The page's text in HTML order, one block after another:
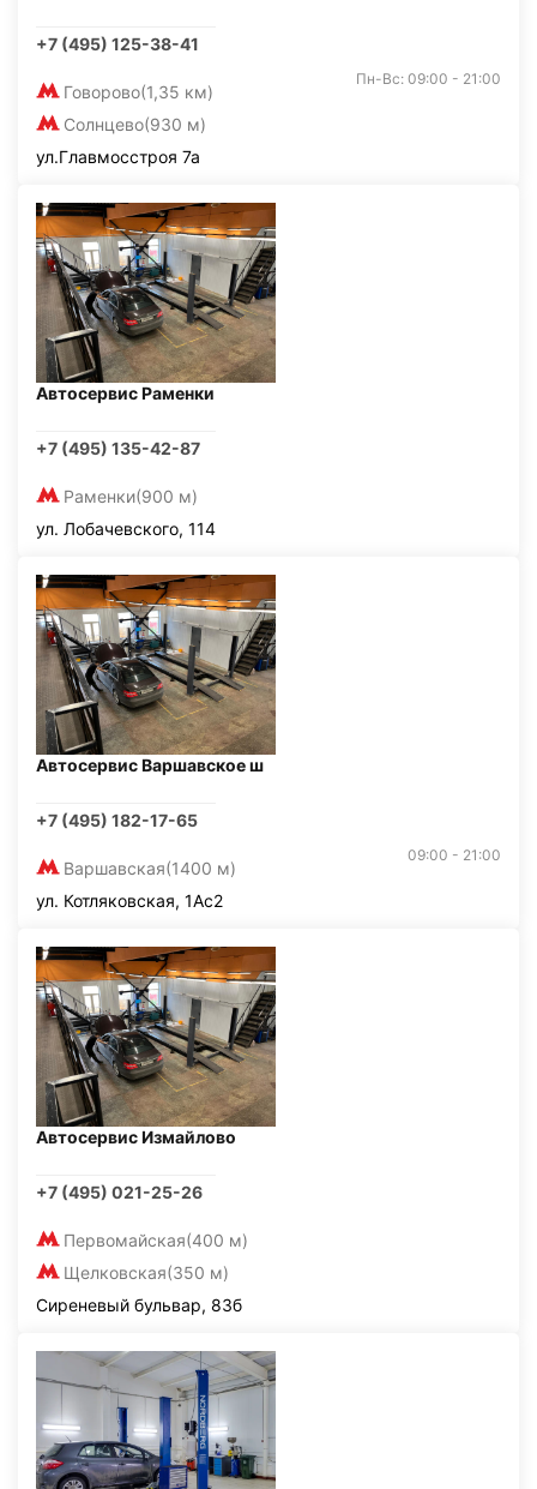
+7 (495) 125-38-41
Говорово(1,35 км)
Солнцево(930 м)
Пн-Вс: 09:00 - 21:00
ул.Главмосстроя 7а
Автосервис Раменки
+7 (495) 135-42-87
Раменки(900 м)
ул. Лобачевского, 114
Автосервис Варшавское ш
+7 (495) 182-17-65
Варшавская(1400 м)
09:00 - 21:00
ул. Котляковская, 1Ас2
Автосервис Измайлово
+7 (495) 021-25-26
Первомайская(400 м)
Щелковская(350 м)
Сиреневый бульвар, 83б